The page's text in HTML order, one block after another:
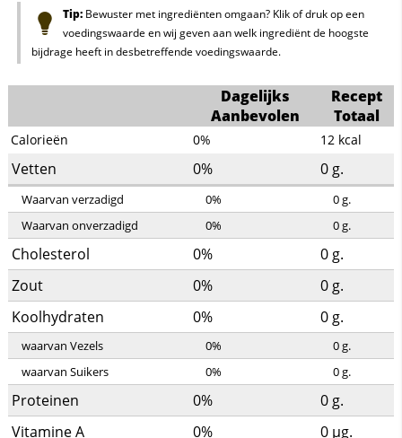
Tip:Bewuster met ingrediënten omgaan? Klik of druk op een
voedingswaarde en wij geven aan welk ingrediënt de hoogste
bijdrage heeft in desbetreffende voedingswaarde.
Dagelijks
Aanbevolen
Recept
Totaal
Calorieën 0% 12 kcal
Vetten 0% 0 g.
Waarvan verzadigd 0% 0g.
Waarvan onverzadigd
0% 0g.
Cholesterol 0% 0 g.
Zout
0% 0 g.
Koolhydraten
0% 0 g.
waarvan Vezels 0% 0g.
waarvan Suikers
0% 0g.
Proteinen 0% 0 g.
Vitamine A
0% 0 µg.